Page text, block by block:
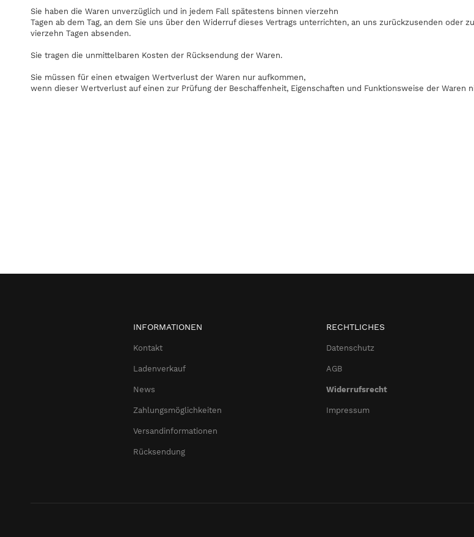
Sie haben die Waren unverzüglich und in jedem Fall spätestens binnen vierzehn
Tagen ab dem Tag, an dem Sie uns über den Widerruf dieses Vertrags unterrichten, an uns zurückzusenden oder
vierzehn Tagen absenden.
Sie tragen die unmittelbaren Kosten der Rücksendung der Waren.
Sie müssen für einen etwaigen Wertverlust der Waren nur aufkommen,
wenn dieser Wertverlust auf einen zur Prüfung der Beschaffenheit, Eigenschaften und Funktionsweise der Waren
INFORMATIONEN
Kontakt
Ladenverkauf
News
Zahlungsmöglichkeiten
Versandinformationen
Rücksendung
RECHTLICHES
Datenschutz
AGB
Widerrufsrecht
Impressum